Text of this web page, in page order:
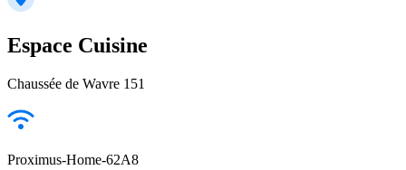
Espace Cuisine
Chaussée de Wavre 151
Proximus-Home-62A8